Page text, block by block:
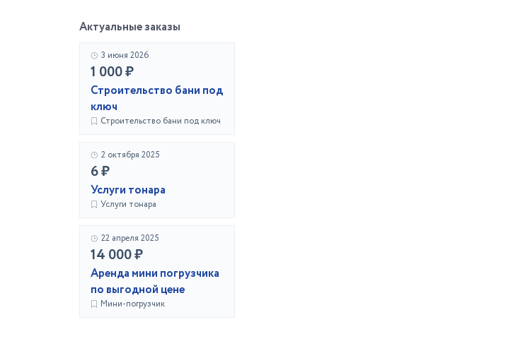
Актуальные заказы
3 июня 2026
1 000 ₽
Строительство бани под
ключ
Строительство бани под ключ
2 октября 2025
6 ₽
Услуги тонара
Услуги тонара
22 апреля 2025
14 000 ₽
Аренда мини погрузчика
по выгодной цене
Мини-погрузчик